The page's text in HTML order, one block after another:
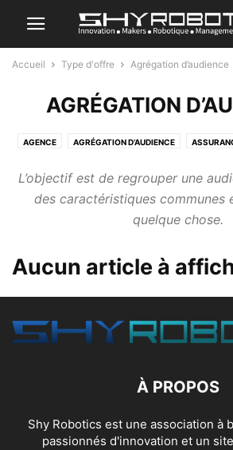
Accueil Type d'offre Agrégation d’audience
AGRÉGATION
AGENCE AGRÉGATION D’AUDIENCE
SERVICE
L’objectif est de regrouper une
des caractéristiques communes
quelque chose.
Aucun article à
À PROPOS
Shy Robotics est une association à
passionnés d'innovation et un